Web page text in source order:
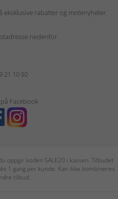
rabatter og motenyheter.
nedenfor.
21 10 92
Facebook
oppgir koden SALE20 i kassen. Tilbudet
1 gang per kunde. Kan ikke kombineres
tilbud.